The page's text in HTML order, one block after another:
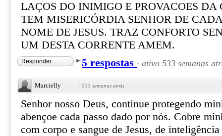
LAÇOS DO INIMIGO E PROVACOES DA
TEM MISERICÓRDIA SENHOR DE
NOME DE JESUS. TRAZ CONFORTO
UM DESTA CORRENTE AMEM.
Responder 5 respostas · ativo 533 semanas
Marcielly · 533 semanas atrás
Senhor nosso Deus, continue protegendo
abençoe cada passo dado por nós. Cobre
com corpo e sangue de Jesus, de